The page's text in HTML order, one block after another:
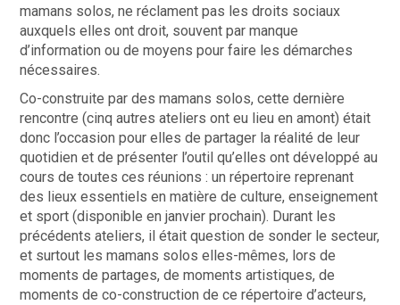
mamans solos, ne réclament pas les droits sociaux
auxquels elles ont droit, souvent par manque
d’information ou de moyens pour faire les démarches
nécessaires.
Co-construite par des mamans solos, cette dernière
rencontre (cinq autres ateliers ont eu lieu en amont) était
donc l’occasion pour elles de partager la réalité de leur
quotidien et de présenter l’outil qu’elles ont développé au
cours de toutes ces réunions : un répertoire reprenant
des lieux essentiels en matière de culture, enseignement
et sport (disponible en janvier prochain). Durant les
précédents ateliers, il était question de sonder le secteur,
et surtout les mamans solos elles-mêmes, lors de
moments de partages, de moments artistiques, de
moments de co-construction de ce répertoire d’acteurs,